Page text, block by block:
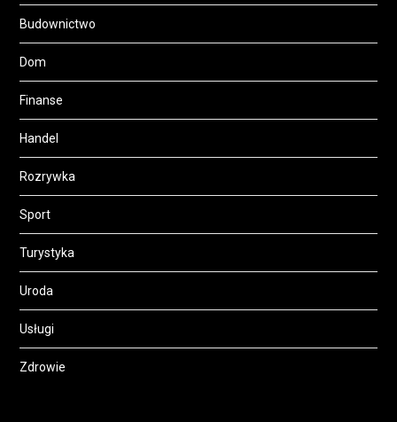
Budownictwo
Dom
Finanse
Handel
Rozrywka
Sport
Turystyka
Uroda
Usługi
Zdrowie